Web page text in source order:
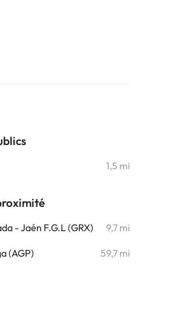
1,5 mi
- Jaén F.G.L (GRX) 9,7 mi
(AGP) 59,7 mi